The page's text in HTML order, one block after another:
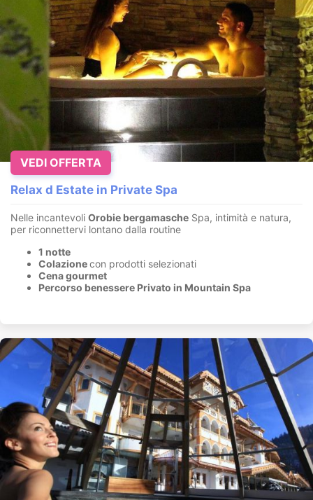
Relax d Estate in Private Spa
Nelle incantevoli Orobie bergamasche Spa, intimità e natura,
per riconnettervi lontano dalla routine
1 notte
Colazionecon prodotti selezionati
Cena gourmet
Percorso benessere Privato in Mountain Spa
VEDI OFFERTA